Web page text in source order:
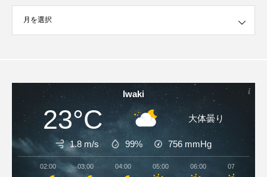
ブ
Iwaki
23°C 大体曇り
1.8 m/s 99% 756 mmHg
02:00 03:00 04:00 05:00 06:00 07:00